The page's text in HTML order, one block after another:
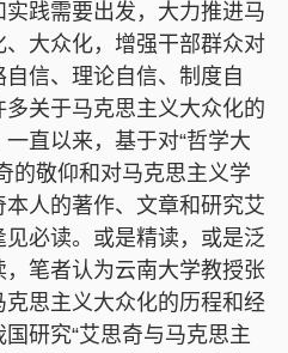
践需要出发，大力推进马
大众化，增强干部群众对
信、理论自信、制度自
关于马克思主义大众化的
直以来，基于对“哲学大
敬仰和对马克思主义学
人的著作、文章和研究艾
必读。或是精读，或是泛
笔者认为云南大学教授张
克思主义大众化的历程和经
研究“艾思奇与马克思主